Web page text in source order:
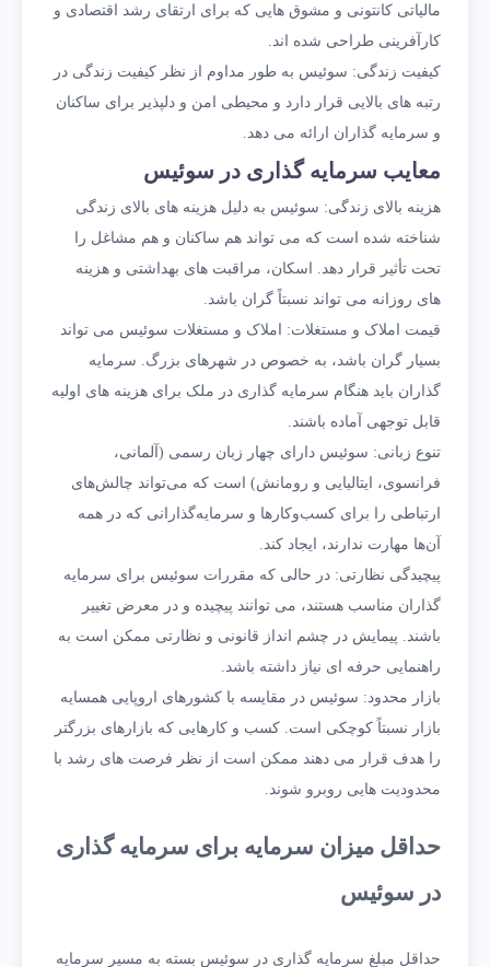
مالیاتی کانتونی و مشوق هایی که برای ارتقای رشد اقتصادی و
کارآفرینی طراحی شده اند.
کیفیت زندگی: سوئیس به طور مداوم از نظر کیفیت زندگی در
رتبه های بالایی قرار دارد و محیطی امن و دلپذیر برای ساکنان
و سرمایه گذاران ارائه می دهد.
معایب سرمایه گذاری در سوئیس
هزینه بالای زندگی: سوئیس به دلیل هزینه های بالای زندگی
شناخته شده است که می تواند هم ساکنان و هم مشاغل را
تحت تأثیر قرار دهد. اسکان، مراقبت های بهداشتی و هزینه
های روزانه می تواند نسبتاً گران باشد.
قیمت املاک و مستغلات: املاک و مستغلات سوئیس می تواند
بسیار گران باشد، به خصوص در شهرهای بزرگ. سرمایه
گذاران باید هنگام سرمایه گذاری در ملک برای هزینه های اولیه
قابل توجهی آماده باشند.
تنوع زبانی: سوئیس دارای چهار زبان رسمی (آلمانی،
فرانسوی، ایتالیایی و رومانش) است که می‌تواند چالش‌های
ارتباطی را برای کسب‌وکارها و سرمایه‌گذارانی که در همه
آن‌ها مهارت ندارند، ایجاد کند.
پیچیدگی نظارتی: در حالی که مقررات سوئیس برای سرمایه
گذاران مناسب هستند، می توانند پیچیده و در معرض تغییر
باشند. پیمایش در چشم انداز قانونی و نظارتی ممکن است به
راهنمایی حرفه ای نیاز داشته باشد.
بازار محدود: سوئیس در مقایسه با کشورهای اروپایی همسایه
بازار نسبتاً کوچکی است. کسب و کارهایی که بازارهای بزرگتر
را هدف قرار می دهند ممکن است از نظر فرصت های رشد با
محدودیت هایی روبرو شوند.
حداقل میزان سرمایه برای سرمایه گذاری
در سوئیس
حداقل مبلغ سرمایه گذاری در سوئیس بسته به مسیر سرمایه